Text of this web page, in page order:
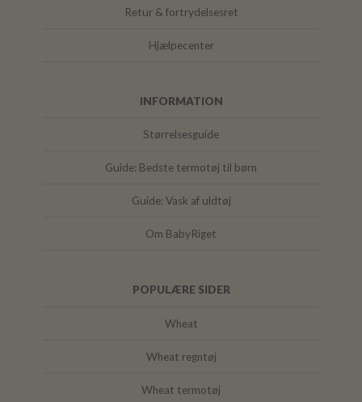
Retur & fortrydelsesret
Hjælpecenter
INFORMATION
Størrelsesguide
Guide: Bedste termotøj til børn
Guide: Vask af uldtøj
Om BabyRiget
POPULÆRE SIDER
Wheat
Wheat regntøj
Wheat termotøj